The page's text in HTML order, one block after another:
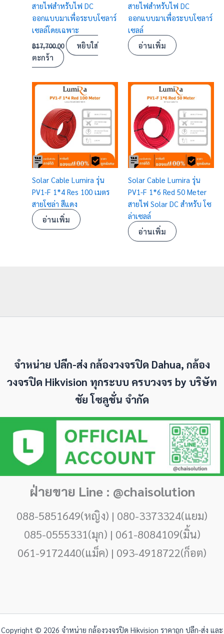
สายไฟสำหรับไฟ DC
ออกแบบมาเพื่อระบบโซลาร์
เซลล์โดยเฉพาะ
฿17,700.00
หยิบใส่
ตะกร้า
สายไฟสำหรับไฟ DC
ออกแบบมาเพื่อระบบโซลาร์
เซลล์
อ่านเพิ่ม
Solar Cable Lumira รุ่น
PV1-F 1*4 Res 100 เมตร
สายโซล่า สีแดง
อ่านเพิ่ม
Solar Cable Lumira รุ่น
PV1-F 1*6 Red 50 Meter
สายไฟ Solar DC สำหรับ โซ
ล่าเซลล์
อ่านเพิ่ม
จำหน่าย ปลีก-ส่ง กล้องวงจรปิด Dahua, กล้อง
วงจรปิด Hikvision ทุกระบบ ครบวงจร by บริษัท
ชัย โซลูชั่น จำกัด
ฝ่ายขาย Line : @chaisolution
088-5851649(หญิง) | 080-3373324(แยม)
085-0555331(มุก) | 061-8084109(มิ้น)
061-9172440(แม็ค) | 093-4918722(ก็อต)
Copyright © 2026 จำหน่าย กล้องวงจรปิด Hikvision ราคาถูก ปลีก-ส่ง และ